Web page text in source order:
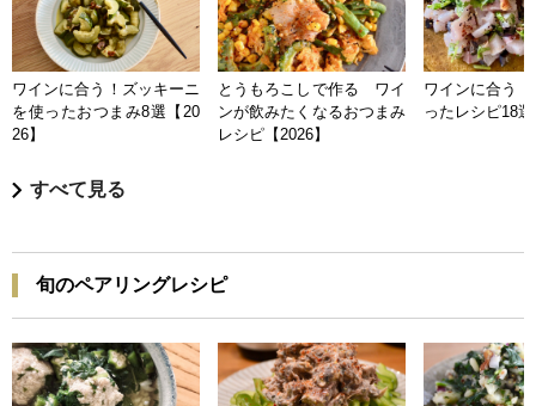
ワインに合う！ズッキーニ
を使ったおつまみ8選【20
26】
とうもろこしで作る ワイ
ンが飲みたくなるおつまみ
レシピ【2026】
ワインに合う
ったレシピ18
すべて見る
旬のペアリングレシピ